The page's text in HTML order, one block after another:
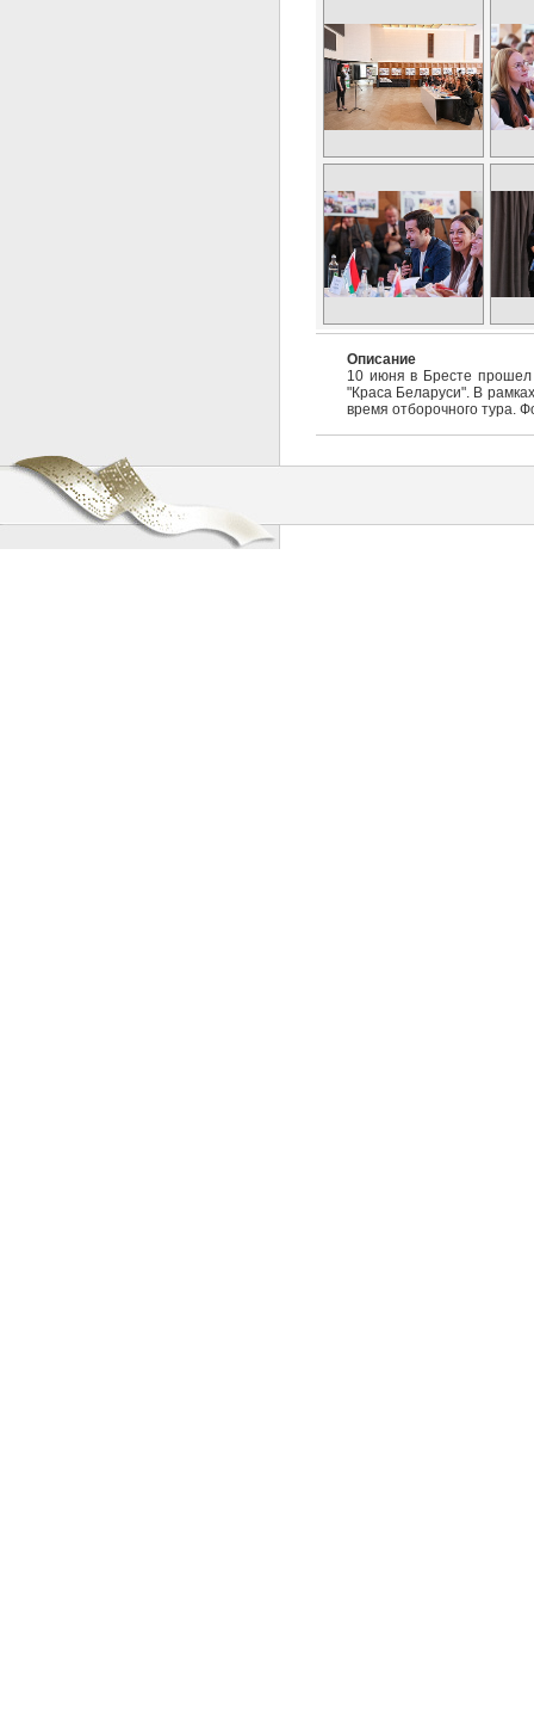
Описание
10 июня в Бресте прошел
"Краса Беларуси". В
время отборочного тура.